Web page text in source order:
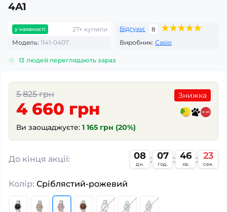
4A1
у наявності 27+ купили Відгуки:
8
Модель: 1141-0407 Виробник: Casio
13 людей переглядають зараз
5 825 грн
4 660 грн
Ви заощаджуєте: 1 165 грн (20%)
Знижка
До кінця акції: 08
дн.
07
год.
46
хв.
22
сек.
Колір: Сріблястий-рожевий